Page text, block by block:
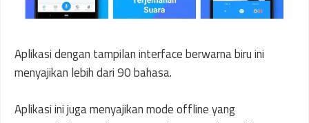
Aplikasi dengan tampilan interface berwarna biru ini
menyajikan lebih dari 90 bahasa.
Aplikasi ini juga menyajikan mode offline yang